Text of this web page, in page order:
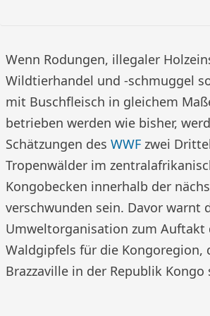
Wenn Rodungen, illegaler
Wildtierhandel und -schmuggel
mit Buschfleisch in gleichem
betrieben werden wie bisher,
Schätzungen des WWF zwei
Tropenwälder im
Kongobecken innerhalb der
verschwunden sein. Davor warnt
Umweltorganisation zum Auftakt
Waldgipfels für die Kongoregion,
Brazzaville in der Republik